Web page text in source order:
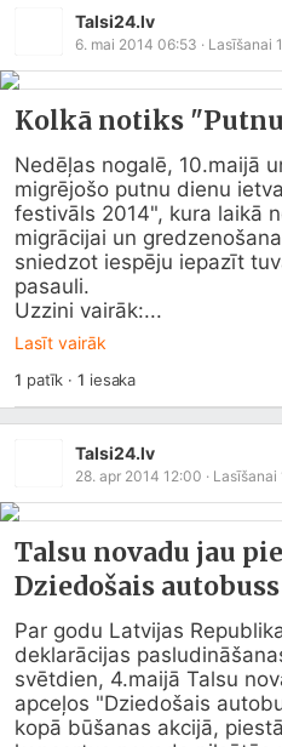
Talsi24.lv
6. mai 2014 06:53 · Lasīšanai 1
Kolkā notiks
Nedēļas nogalē, 10.maijā
migrējošo putnu dienu
festivāls 2014", kura laikā
migrācijai un
sniedzot iespēju iepazīt
pasauli.
Uzzini vairāk:...
Lasīt vairāk
1 patīk ·1 iesaka
Talsi24.lv
28. apr 2014 12:00 · Lasīšanai
Talsu novadu jau
Dziedošais autobuss
Par godu Latvijas
deklarācijas
svētdien, 4.maijā Talsu
apceļos "Dziedošais
kopā būšanas akcijā,